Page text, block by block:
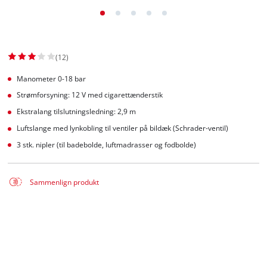
(12)
Manometer 0-18 bar
Strømforsyning: 12 V med cigarettænderstik
Ekstralang tilslutningsledning: 2,9 m
Luftslange med lynkobling til ventiler på bildæk (Schrader-ventil)
3 stk. nipler (til badebolde, luftmadrasser og fodbolde)
Sammenlign produkt